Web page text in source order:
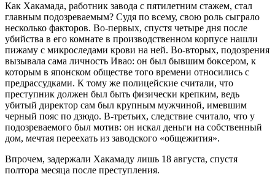
Как Хакамада, работник завода с пятилетним стажем, стал
главным подозреваемым? Судя по всему, свою роль сыграло
несколько факторов. Во-первых, спустя четыре дня после
убийства в его комнате в производственном корпусе нашли
пижаму с микроследами крови на ней. Во-вторых, подозрения
вызывала сама личность Ивао: он был бывшим боксером, к
которым в японском обществе того времени относились с
предрассудками. К тому же полицейские считали, что
преступник должен был быть физически крепким, ведь
убитый директор сам был крупным мужчиной, имевшим
черный пояс по дзюдо. В-третьих, следствие считало, что у
подозреваемого был мотив: он искал деньги на собственный
дом, мечтая переехать из заводского «общежития».
Впрочем, задержали Хакамаду лишь 18 августа, спустя
полтора месяца после преступления.